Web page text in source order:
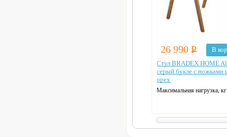
26 990Р
В
Стул BRADEX HOME
серый букле с ножками
орех
Максимальная нагрузка,
Цвет ножек:Орех